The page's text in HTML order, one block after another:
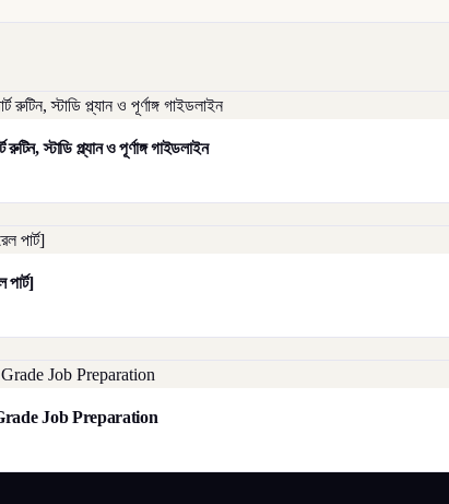
স্টাডি প্ল্যান ও পূর্ণাঙ্গ গাইডলাইন
Grade Job Preparation